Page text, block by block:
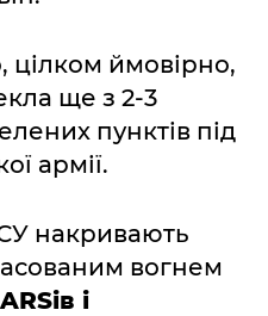
цілком ймовірно,
ще з 2-3
пунктів під
армії.
накривають
вогнем
і